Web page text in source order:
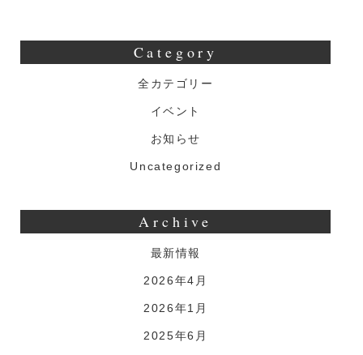
Category
全カテゴリー
イベント
お知らせ
Uncategorized
Archive
最新情報
2026年4月
2026年1月
2025年6月